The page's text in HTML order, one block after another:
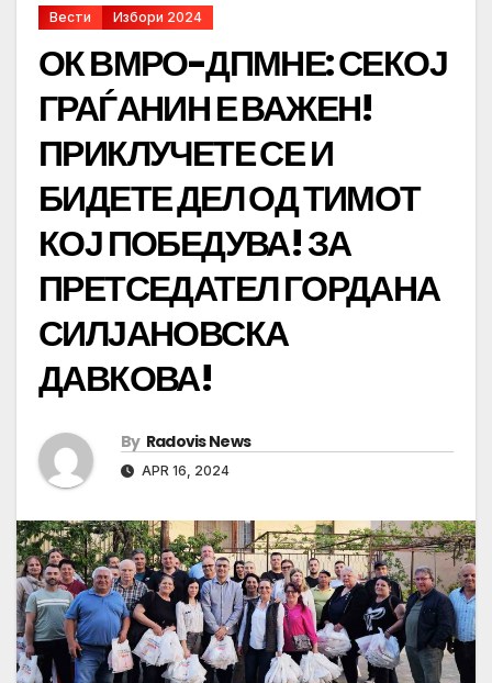
Вести Избори 2024
ОК ВМРО-ДПМНЕ: СЕКОЈ
ГРАЃАНИН Е ВАЖЕН!
ПРИКЛУЧЕТЕ СЕ И
БИДЕТЕ ДЕЛ ОД ТИМОТ
КОЈ ПОБЕДУВА! ЗА
ПРЕТСЕДАТЕЛ ГОРДАНА
СИЛЈАНОВСКА
ДАВКОВА!
By Radovis News
APR 16, 2024